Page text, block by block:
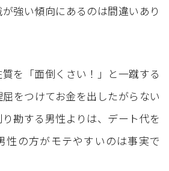
強い傾向にあるのは間違いあり
を「面倒くさい！」と一蹴する
をつけてお金を出したがらない
勘する男性よりは、デート代を
性の方がモテやすいのは事実で